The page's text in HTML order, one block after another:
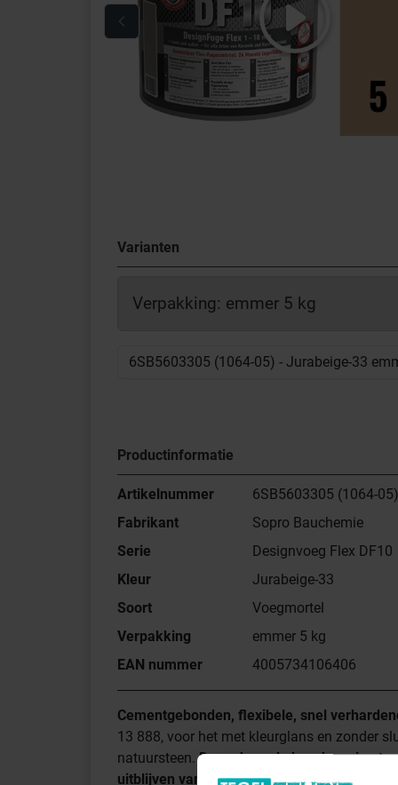
Varianten
Verpakking: emmer 5 kg
Productinformatie
Artikelnummer
6SB5603305 (1064-05)
Fabrikant
Sopro Bauchemie
Serie
Designvoeg Flex DF10
Kleur
Jurabeige-33
Soort
Voegmortel
Verpakking
emmer 5 kg
EAN nummer
4005734106406
Cementgebonden, flexibele, snel
13 888, voor het met kleurglans en zonder
natuursteen.De verhoogde bescherming
uitblijven van kalksluier zorgen voor een